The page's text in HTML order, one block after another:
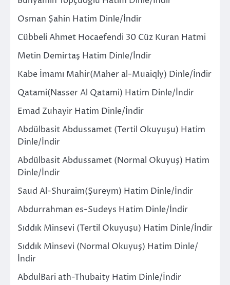
Osman Şahin Hatim Dinle/İndir
Cübbeli Ahmet Hocaefendi 30 Cüz Kuran Hatmi
Metin Demirtaş Hatim Dinle/İndir
Kabe İmamı Mahir(Maher al-Muaiqly) Dinle/İndir
Qatami(Nasser Al Qatami) Hatim Dinle/İndir
Emad Zuhayir Hatim Dinle/İndir
Abdülbasit Abdussamet (Tertil Okuyuşu) Hatim
Dinle/İndir
Abdülbasit Abdussamet (Normal Okuyuş) Hatim
Dinle/İndir
Saud Al-Shuraim(Şureym) Hatim Dinle/İndir
Abdurrahman es-Sudeys Hatim Dinle/İndir
Sıddık Minsevi (Tertil Okuyuşu) Hatim Dinle/İndir
Sıddık Minsevi (Normal Okuyuş) Hatim Dinle/
İndir
AbdulBari ath-Thubaity Hatim Dinle/İndir